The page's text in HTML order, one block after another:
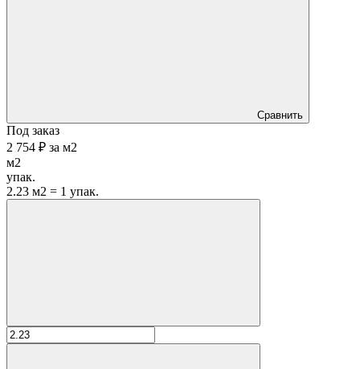
Сравнить
Под заказ
2 754 ₽ за м2
м2
упак.
2.23 м2 = 1 упак.